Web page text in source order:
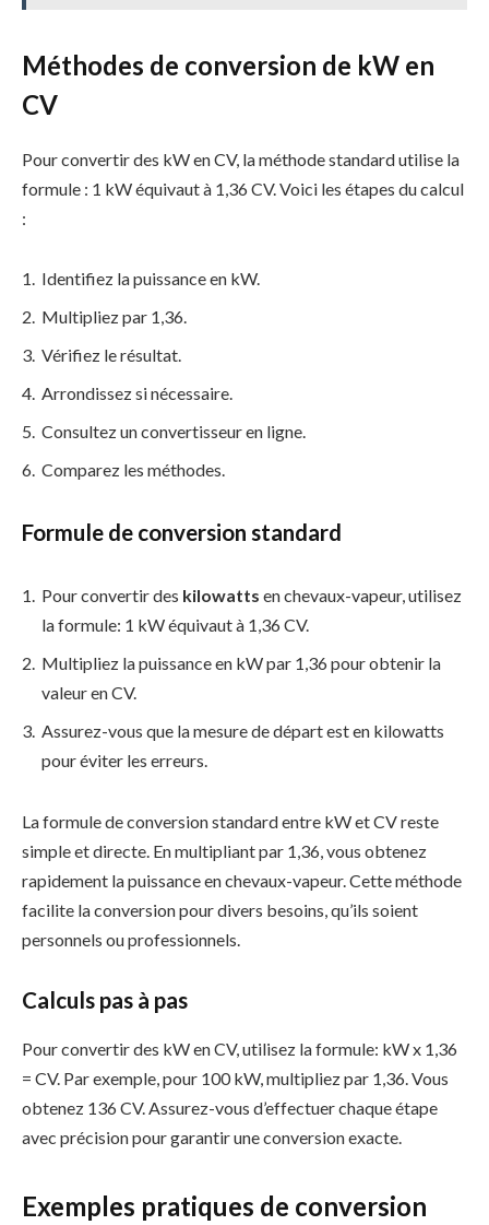
Méthodes de conversion de kW en
CV
Pour convertir des kW en CV, la méthode standard utilise la
formule : 1 kW équivaut à 1,36 CV. Voici les étapes du calcul
:
Identifiez la puissance en kW.
Multipliez par 1,36.
Vérifiez le résultat.
Arrondissez si nécessaire.
Consultez un convertisseur en ligne.
Comparez les méthodes.
Formule de conversion standard
Pour convertir des kilowatts en chevaux-vapeur, utilisez
la formule: 1 kW équivaut à 1,36 CV.
Multipliez la puissance en kW par 1,36 pour obtenir la
valeur en CV.
Assurez-vous que la mesure de départ est en kilowatts
pour éviter les erreurs.
La formule de conversion standard entre kW et CV reste
simple et directe. En multipliant par 1,36, vous obtenez
rapidement la puissance en chevaux-vapeur. Cette méthode
facilite la conversion pour divers besoins, qu’ils soient
personnels ou professionnels.
Calculs pas à pas
Pour convertir des kW en CV, utilisez la formule: kW x 1,36
= CV. Par exemple, pour 100 kW, multipliez par 1,36. Vous
obtenez 136 CV. Assurez-vous d’effectuer chaque étape
avec précision pour garantir une conversion exacte.
Exemples pratiques de conversion